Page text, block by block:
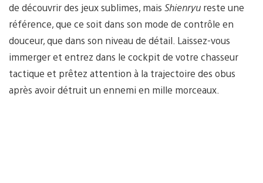
de découvrir des jeux sublimes, mais Shienryu reste une
référence, que ce soit dans son mode de contrôle en
douceur, que dans son niveau de détail. Laissez-vous
immerger et entrez dans le cockpit de votre chasseur
tactique et prêtez attention à la trajectoire des obus
après avoir détruit un ennemi en mille morceaux.